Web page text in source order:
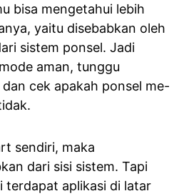
bisa mengetahui lebih
yaitu disebabkan oleh
sistem ponsel. Jadi
aman, tunggu
cek apakah ponsel me-
sendiri, maka
dari sisi sistem. Tapi
terdapat aplikasi di latar